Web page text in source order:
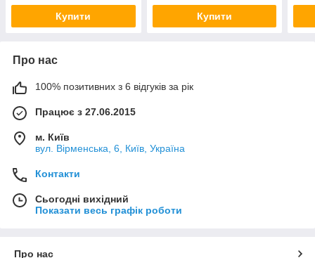
Купити Купити
Про нас
100% позитивних з 6 відгуків за рік
Працює з 27.06.2015
м. Київ
вул. Вірменська, 6, Київ, Україна
Контакти
Сьогодні вихідний
Показати весь графік роботи
Про нас